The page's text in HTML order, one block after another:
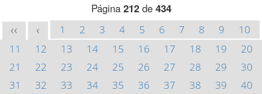
Página 212de 434
<< < 1 2 3 4 5 6 7 8 9
10
11
12 13 14 15 16 17 18 19
20
21
22 23 24 25 26 27 28 29
30
31
32 33 34 35 36 37 38 39
40